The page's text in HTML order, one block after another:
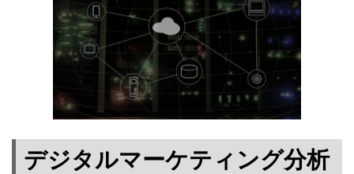
デジタルマーケティング分析